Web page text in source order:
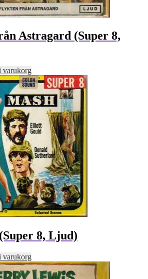
Astragard (Super 8,
varukorg
8, Ljud)
varukorg